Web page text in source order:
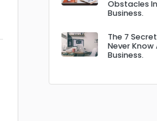
Obstacles
Business.
The 7
Never
Business.